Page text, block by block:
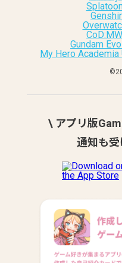
Gundam
My Hero
\ アプリ版
通知も